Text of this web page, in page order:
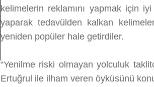
kelimelerin reklamını yapmak için
yaparak tedavülden kalkan
yeniden popüler hale getirdiler.
“Yenilme riski olmayan yolculuk
Ertuğrul ile ilham veren öyküsünü